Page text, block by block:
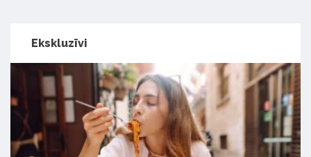
Ekskluzīvi